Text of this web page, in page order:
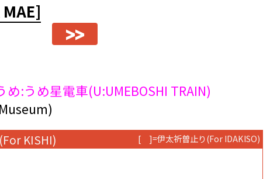
>>
め:うめ星電車(U:UMEBOSHI TRAIN)
(For KISHI) [ ]=伊太祈曽止り(For IDAKISO)